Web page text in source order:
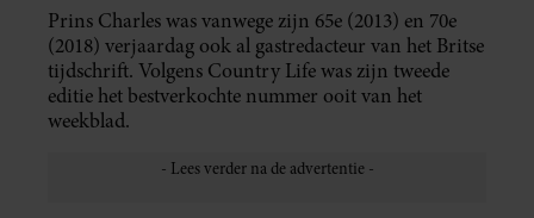
Prins Charles was vanwege zijn 65e (2013) en 70e
(2018) verjaardag ook al gastredacteur van het Britse
tijdschrift. Volgens Country Life was zijn tweede
editie het bestverkochte nummer ooit van het
weekblad.